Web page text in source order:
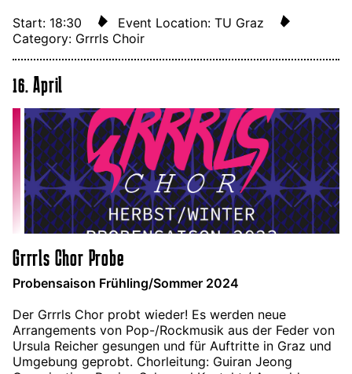
Start: 18:30
Event Location: TU Graz
Category: Grrrls Choir
16. April
Grrrls Chor Probe
Probensaison Frühling/Sommer 2024
Der Grrrls Chor probt wieder! Es werden neue
Arrangements von Pop-/Rockmusik aus der Feder von
Ursula Reicher gesungen und für Auftritte in Graz und
Umgebung geprobt. Chorleitung: Guiran Jeong